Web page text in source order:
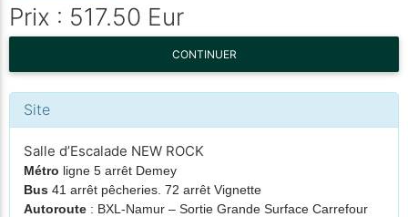
Prix : 517.50 Eur
CONTINUER
Site
Salle d’Escalade NEW ROCK
Métro ligne 5 arrêt Demey
Bus 41 arrêt pêcheries. 72 arrêt Vignette
Autoroute : BXL-Namur – Sortie Grande Surface Carrefour